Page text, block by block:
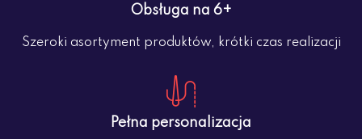
Obsługa na 6+
Szeroki asortyment produktów, krótki czas realizacji
Pełna personalizacja